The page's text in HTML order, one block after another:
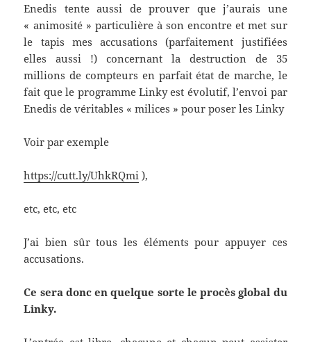
Enedis tente aussi de prouver que j’aurais une
« animosité » particulière à son encontre et met sur
le tapis mes accusations (parfaitement justifiées
elles aussi !) concernant la destruction de 35
millions de compteurs en parfait état de marche, le
fait que le programme Linky est évolutif, l’envoi par
Enedis de véritables « milices » pour poser les Linky
Voir par exemple
https://cutt.ly/UhkRQmi ),
etc, etc, etc
J’ai bien sûr tous les éléments pour appuyer ces
accusations.
Ce sera donc en quelque sorte le procès global du
Linky.